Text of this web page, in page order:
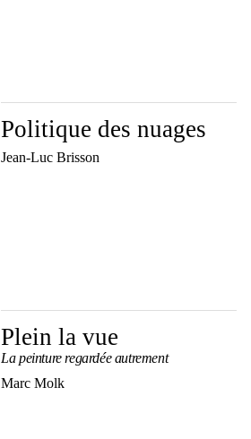
Politique des nuages
Jean-Luc Brisson
Plein la vue
La peinture regardée autrement
Marc Molk